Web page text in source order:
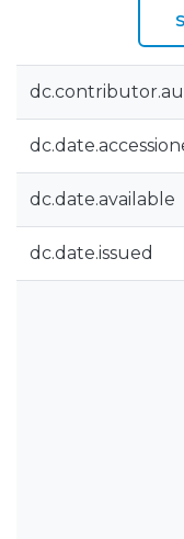
dc.date.available
dc.date.issued